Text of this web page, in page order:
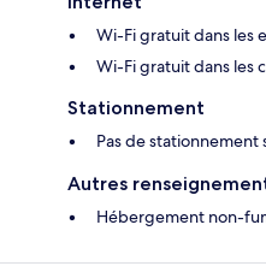
Wi-Fi gratuit dans les
Wi-Fi gratuit dans les
Stationnement
Pas de stationnement
Autres
Hébergement non-